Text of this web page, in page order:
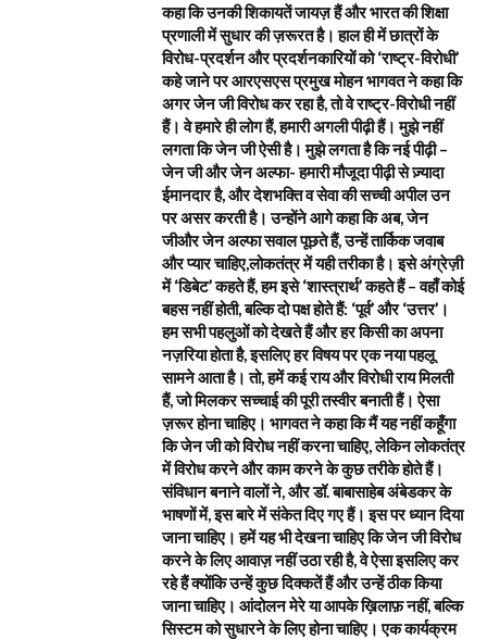
कहा कि उनकी शिकायतें जायज़ हैं और भारत की शिक्षा
प्रणाली में सुधार की ज़रूरत है। हाल ही में छात्रों के
विरोध-प्रदर्शन और प्रदर्शनकारियों को ‘राष्ट्र-विरोधी’
कहे जाने पर आरएसएस प्रमुख मोहन भागवत ने कहा कि
अगर जेन जी विरोध कर रहा है, तो वे राष्ट्र-विरोधी नहीं
हैं। वे हमारे ही लोग हैं, हमारी अगली पीढ़ी हैं। मुझे नहीं
लगता कि जेन जी ऐसी है। मुझे लगता है कि नई पीढ़ी –
जेन जी और जेन अल्फा- हमारी मौजूदा पीढ़ी से ज़्यादा
ईमानदार है, और देशभक्ति व सेवा की सच्ची अपील उन
पर असर करती है। उन्होंने आगे कहा कि अब, जेन
जीऔर जेन अल्फा सवाल पूछते हैं, उन्हें तार्किक जवाब
और प्यार चाहिए,लोकतंत्र में यही तरीका है। इसे अंग्रेज़ी
में ‘डिबेट’ कहते हैं, हम इसे ‘शास्त्रार्थ’ कहते हैं – वहाँ कोई
बहस नहीं होती, बल्कि दो पक्ष होते हैं: ‘पूर्व’ और ‘उत्तर’।
हम सभी पहलुओं को देखते हैं और हर किसी का अपना
नज़रिया होता है, इसलिए हर विषय पर एक नया पहलू
सामने आता है। तो, हमें कई राय और विरोधी राय मिलती
हैं, जो मिलकर सच्चाई की पूरी तस्वीर बनाती हैं। ऐसा
ज़रूर होना चाहिए। भागवत ने कहा कि मैं यह नहीं कहूँगा
कि जेन जी को विरोध नहीं करना चाहिए, लेकिन लोकतंत्र
में विरोध करने और काम करने के कुछ तरीके होते हैं।
संविधान बनाने वालों ने, और डॉ. बाबासाहेब अंबेडकर के
भाषणों में, इस बारे में संकेत दिए गए हैं। इस पर ध्यान दिया
जाना चाहिए। हमें यह भी देखना चाहिए कि जेन जी विरोध
करने के लिए आवाज़ नहीं उठा रही है, वे ऐसा इसलिए कर
रहे हैं क्योंकि उन्हें कुछ दिक्कतें हैं और उन्हें ठीक किया
जाना चाहिए। आंदोलन मेरे या आपके ख़िलाफ़ नहीं, बल्कि
सिस्टम को सुधारने के लिए होना चाहिए। एक कार्यक्रम